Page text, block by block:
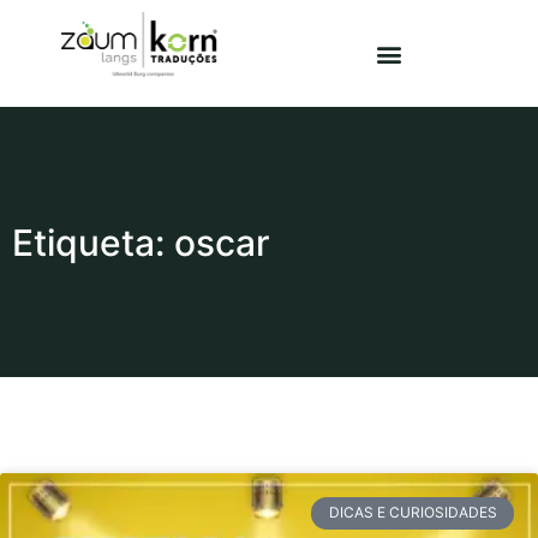
Etiqueta: oscar
DICAS E CURIOSIDADES